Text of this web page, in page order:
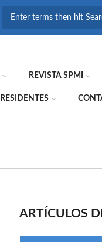
REVISTA SPMI
RESIDENTES
ARTÍCULOS